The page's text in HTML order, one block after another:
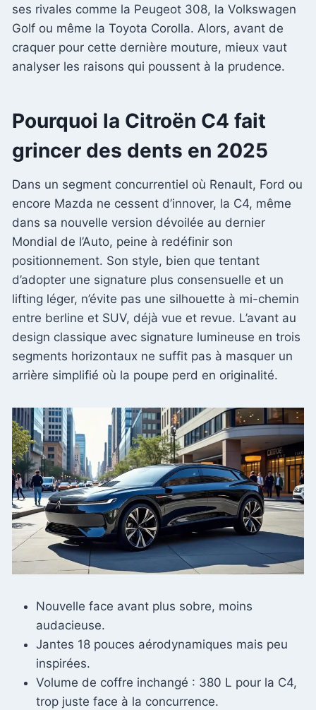
ses rivales comme la Peugeot 308, la Volkswagen
Golf ou même la Toyota Corolla. Alors, avant de
craquer pour cette dernière mouture, mieux vaut
analyser les raisons qui poussent à la prudence.
Pourquoi la Citroën C4 fait
grincer des dents en 2025
Dans un segment concurrentiel où Renault, Ford ou
encore Mazda ne cessent d’innover, la C4, même
dans sa nouvelle version dévoilée au dernier
Mondial de l’Auto, peine à redéfinir son
positionnement. Son style, bien que tentant
d’adopter une signature plus consensuelle et un
lifting léger, n’évite pas une silhouette à mi-chemin
entre berline et SUV, déjà vue et revue. L’avant au
design classique avec signature lumineuse en trois
segments horizontaux ne suffit pas à masquer un
arrière simplifié où la poupe perd en originalité.
Nouvelle face avant plus sobre, moins
audacieuse.
Jantes 18 pouces aérodynamiques mais peu
inspirées.
Volume de coffre inchangé : 380 L pour la C4,
trop juste face à la concurrence.